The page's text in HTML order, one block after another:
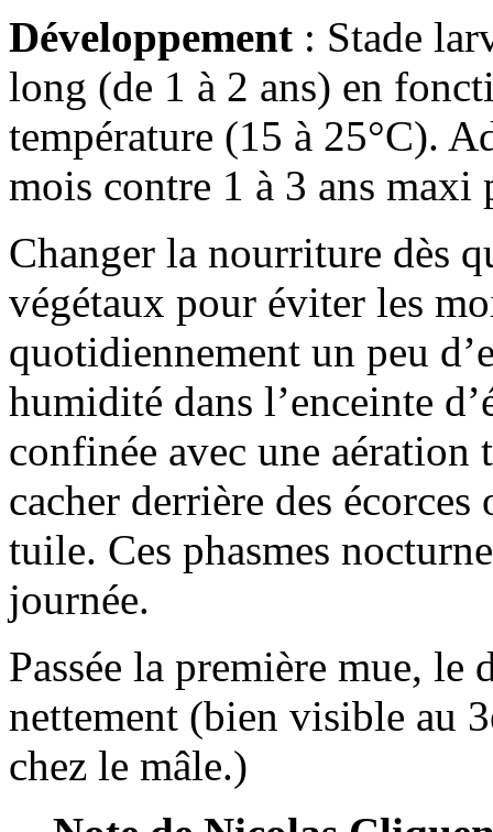
Développement : Stade
long (de 1 à 2 ans) en
température (15 à 25°C).
mois contre 1 à 3 ans maxi
Changer la nourriture dès
végétaux pour éviter les
quotidiennement un peu
humidité dans l’enceinte
confinée avec une aération
cacher derrière des
tuile. Ces phasmes
journée.
Passée la première mue,
nettement (bien visible au
chez le mâle.)